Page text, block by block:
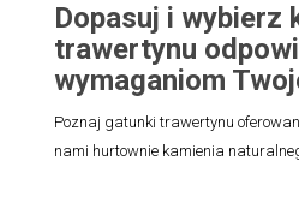
Dopasuj i wybierz
trawertynu
wymaganiom
Poznaj gatunki trawertynu
nami hurtownie kamienia